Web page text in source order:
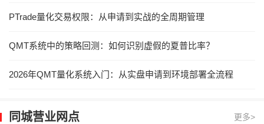
PTrade量化交易权限：从申请到实战的全周期管理
QMT系统中的策略回测：如何识别虚假的夏普比率？
2026年QMT量化系统入门：从实盘申请到环境部署全流程
同城营业网点 更多>